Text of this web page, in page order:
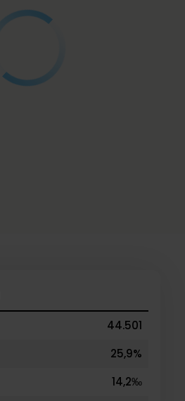
44.501
25,9%
14,2‰